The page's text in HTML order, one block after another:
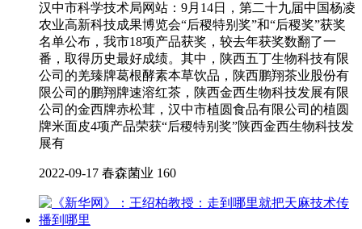
汉中市科学技术局网站：9月14日，第二十九届中国杨凌
农业高新科技成果博览会“后稷特别奖”和“后稷奖”获奖
名单公布，我市18项产品获奖，较去年获奖数翻了一
番，取得历史最好成绩。其中，陕西五丁生物科技有限
公司的羌臻牌葛根酵素本草饮品，陕西鹏翔茶业股份有
限公司的鹏翔牌速溶红茶，陕西金西生物科技发展有限
公司的金西牌赤松茸，汉中市植圆食品有限公司的植圆
牌米面皮4项产品荣获“后稷特别奖”陕西金西生物科技发
展有
2022-09-17 春森菌业 160